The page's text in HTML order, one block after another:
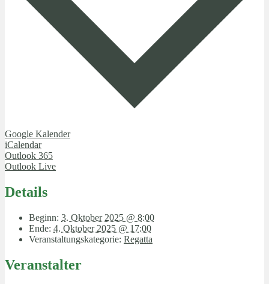
Google Kalender
iCalendar
Outlook 365
Outlook Live
Details
Beginn: 3. Oktober 2025 @ 8:00
Ende: 4. Oktober 2025 @ 17:00
Veranstaltungskategorie: Regatta
Veranstalter